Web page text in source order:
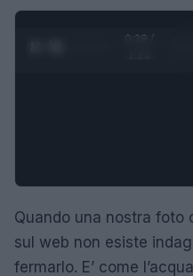
0:29 /
Quando una nostra foto
sul web non esiste
fermarlo. E’ come